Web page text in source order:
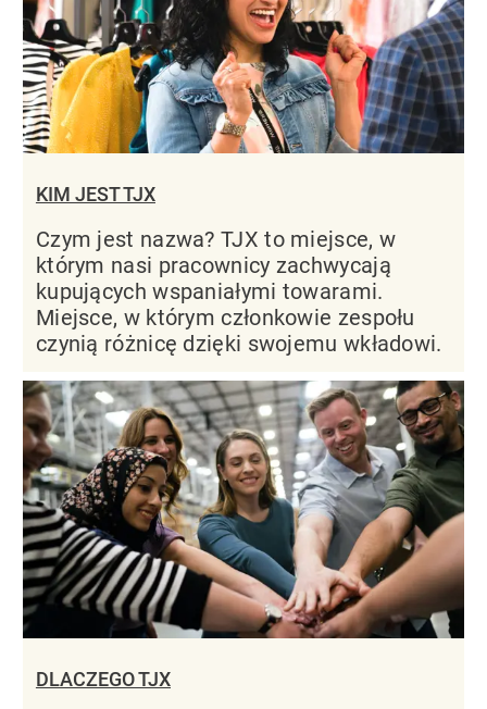
KIM JEST TJX
Czym jest nazwa? TJX to miejsce, w
którym nasi pracownicy zachwycają
kupujących wspaniałymi towarami.
Miejsce, w którym członkowie zespołu
czynią różnicę dzięki swojemu wkładowi.
DLACZEGO TJX